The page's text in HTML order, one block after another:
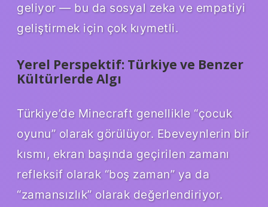
geliyor — bu da sosyal zeka ve empatiyi
geliştirmek için çok kıymetli.
Yerel Perspektif: Türkiye ve Benzer
Kültürlerde Algı
Türkiye’de Minecraft genellikle “çocuk
oyunu” olarak görülüyor. Ebeveynlerin bir
kısmı, ekran başında geçirilen zamanı
refleksif olarak “boş zaman” ya da
“zamansızlık” olarak değerlendiriyor.